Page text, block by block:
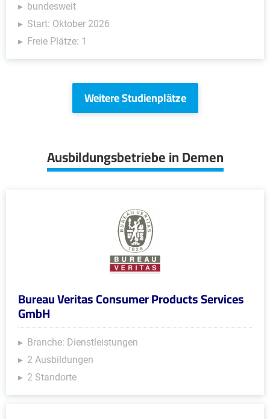
bundesweit
Start: Oktober 2026
Freie Plätze: 1
Weitere Studienplätze
Ausbildungsbetriebe in Demen
Bureau Veritas Consumer Products Services
GmbH
Branche: Dienstleistungen
2 Ausbildungen
2 Standorte